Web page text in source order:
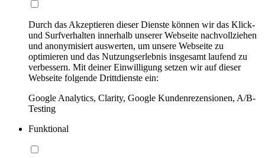
Durch das Akzeptieren dieser Dienste können wir das Klick-
und Surfverhalten innerhalb unserer Webseite nachvollziehen
und anonymisiert auswerten, um unsere Webseite zu
optimieren und das Nutzungserlebnis insgesamt laufend zu
verbessern. Mit deiner Einwilligung setzen wir auf dieser
Webseite folgende Drittdienste ein:
Google Analytics, Clarity, Google Kundenrezensionen, A/B-
Testing
Funktional